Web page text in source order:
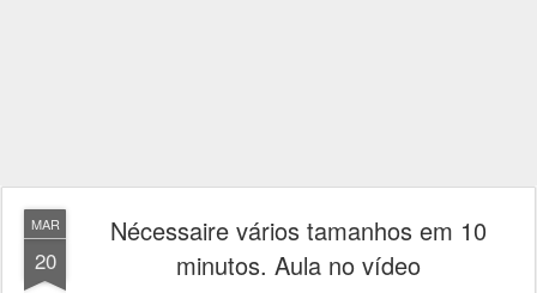
MAR
20
Nécessaire vários tamanhos em 10
minutos. Aula no vídeo